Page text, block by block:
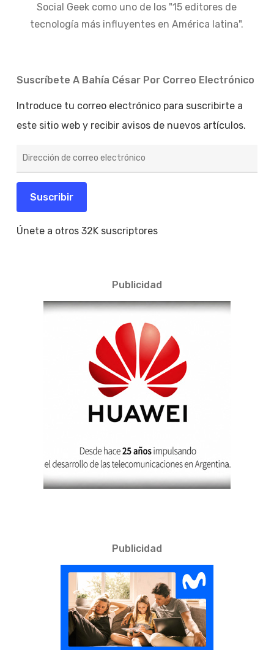
Social Geek como uno de los "15 editores de
tecnología más influyentes en América latina".
Suscríbete A Bahía César Por Correo Electrónico
Introduce tu correo electrónico para suscribirte a
este sitio web y recibir avisos de nuevos artículos.
de
electrónico
Suscribir
Únete a otros 32K suscriptores
Publicidad
Publicidad